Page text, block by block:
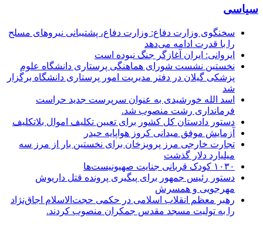
سیاسی
سخنگوی وزارت دفاع: وزارت دفاع، پشتیبانی نیرو‌های مسلح
را با قدرت ادامه می‌دهد
ایروانی: ایران آغازگر جنگ نبوده است
نخستین نشست شورای هماهنگی پرستاری دانشگاه علوم
پزشکی گیلان در دفتر مدیریت امور پرستاری دانشگاه برگزار
شد
اسد الله خورشیدی به عنوان سرپرست جدید حراست
فرمانداری رشت منصوب شد.
دستور دادستان کل کشور برای تعیین تکلیف اموال بلاتکلیف
آزمایش موفق میدانی کروز هواپایه حیدر
تجارت خارجی مرز پرویزخان برای نخستین بار از مرز سه
میلیارد دلار گذشت
۱۰۳۰ کودک قربانی جنایت صهیونیست‌ها
دستور رئیس جمهور برای پیگیری پرونده قتل داریوش
مهرجویی و همسرش
رهبر معظم انقلاب اسلامی در حکمی حجت‌الاسلام اجاق‌نژاد
را به تولیت مسجد مقدس جمکران منصوب کردند.